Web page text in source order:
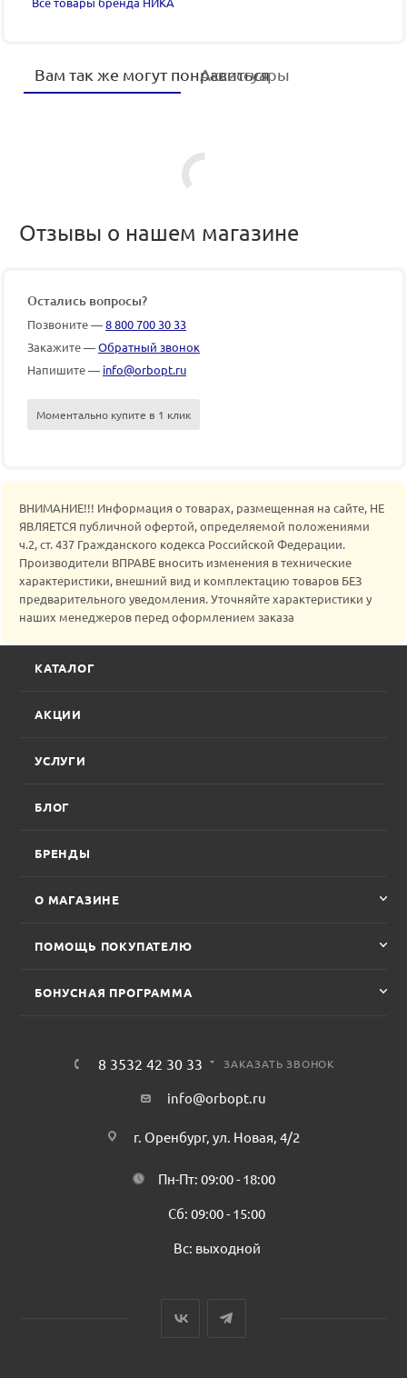
Вам так же могут понравиться
Аксессуары
Отзывы о нашем магазине
Остались вопросы?
Позвоните —8 800 700 30 33
Закажите —Обратный звонок
Напишите — info@orbopt.ru
Моментально купите в 1 клик
ВНИМАНИЕ!!! Информация о товарах, размещенная на сайте, НЕ
ЯВЛЯЕТСЯ публичной офертой, определяемой положениями
ч.2, ст. 437 Гражданского кодекса Российской Федерации.
Производители ВПРАВЕ вносить изменения в технические
характеристики, внешний вид и комплектацию товаров БЕЗ
предварительного уведомления. Уточняйте характеристики у
наших менеджеров перед оформлением заказа
КАТАЛОГ
АКЦИИ
УСЛУГИ
БЛОГ
БРЕНДЫ
О МАГАЗИНЕ
ПОМОЩЬ ПОКУПАТЕЛЮ
БОНУСНАЯ ПРОГРАММА
8 3532 42 30 33 ЗАКАЗАТЬ ЗВОНОК
info@orbopt.ru
г. Оренбург, ул. Новая, 4/2
Пн-Пт: 09:00 - 18:00
Сб: 09:00 - 15:00
Вс: выходной